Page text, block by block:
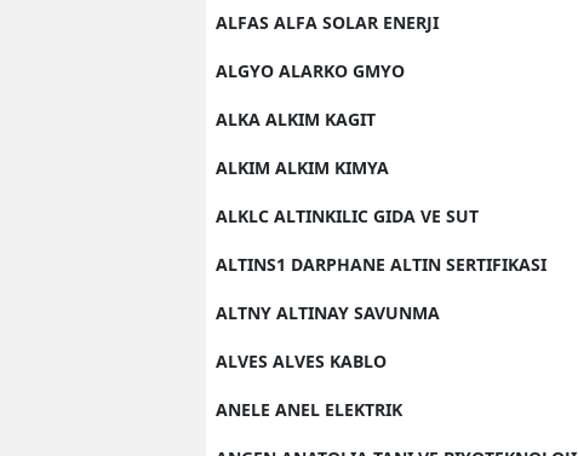
ALFAS ALFA SOLAR ENERJI
ALGYO ALARKO GMYO
ALKA ALKIM KAGIT
ALKIM ALKIM KIMYA
ALKLC ALTINKILIC GIDA VE SUT
ALTINS1 DARPHANE ALTIN SERTIFIKASI
ALTNY ALTINAY SAVUNMA
ALVES ALVES KABLO
ANELE ANEL ELEKTRIK